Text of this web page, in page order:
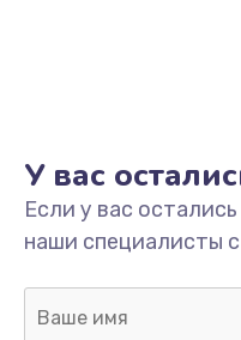
У вас
Если у вас
наши специалисты